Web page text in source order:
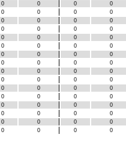
0 0 0 0
0 0 0 0
0 0 0 0
0 0 0 0
0 0 0 0
0 0 0 0
0 0 0 0
0 0 0 0
0 0 0 0
0 0 0 0
0 0 0 0
0 0 0 0
0 0 0 0
0 0 0 0
0 0 0 0
0 0 0 0